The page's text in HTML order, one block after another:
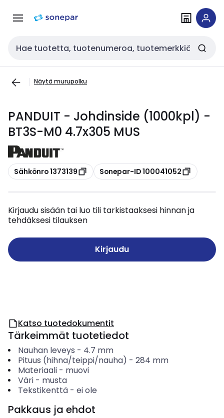
navigointiinsisältöön
Haku
Näytä murupolku
PANDUIT - Johdinside (1000kpl) -
BT3S-M0 4.7x305 MUS
Kopioi
Sähkönro 1373139 Kopioi
Sonepar-ID 100041052
Kirjaudu sisään tai luo tili tarkistaaksesi hinnan ja
tehdäksesi tilauksen
Kirjaudu
Katso tuotedokumentit
Tärkeimmät tuotetiedot
Nauhan leveys - 4.7 mm
Pituus (hihna/teippi/nauha) - 284 mm
Materiaali- muovi
Väri- musta
Tekstikenttä- ei ole
Pakkaus ja ehdot